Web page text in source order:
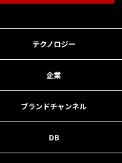
テクノロジー
企業
ブランドチャンネル
DB